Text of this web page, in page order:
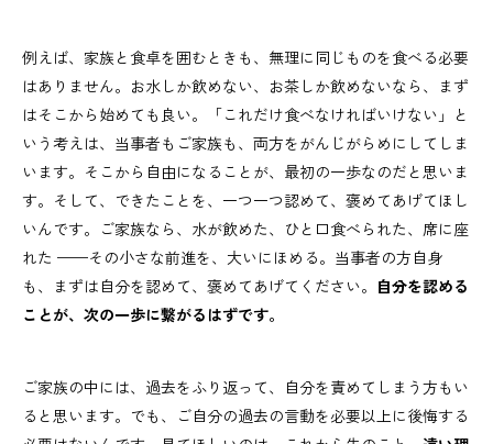
例えば、家族と食卓を囲むときも、無理に同じものを食べる必要
はありません。お水しか飲めない、お茶しか飲めないなら、まず
はそこから始めても良い。「これだけ食べなければいけない」と
いう考えは、当事者もご家族も、両方をがんじがらめにしてしま
います。そこから自由になることが、最初の一歩なのだと思いま
す。そして、できたことを、一つ一つ認めて、褒めてあげてほし
いんです。ご家族なら、水が飲めた、ひと口食べられた、席に座
れた ——その小さな前進を、大いにほめる。当事者の方自身
も、まずは自分を認めて、褒めてあげてください。 自分を認める
ことが、次の一歩に繋がるはずです。
ご家族の中には、過去をふり返って、自分を責めてしまう方もい
ると思います。でも、ご自分の過去の言動を必要以上に後悔する